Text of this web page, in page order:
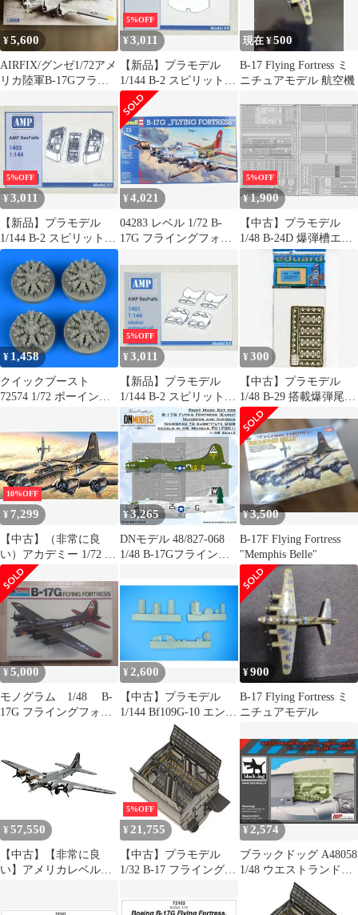
¥5,600
AIRFIX/グンゼ1/72アメ
リカ陸軍B-17Gフライ
5%OFF
¥3,011
【新品】プラモデル
1/144 B-2 スピリット
爆弾槽 (AMP用) ディテ
ィールアップパーツ
[MKRAMP1402]
現在 ¥500
B-17 Flying Fortress ミ
ニチュアモデル 航空機
5%OFF
¥3,011
【新品】プラモデル
1/144 B-2 スピリット
着陸装置格納庫セット
(AMP用) ディティール
アップパーツ
[MKRAMP1403]
¥4,021
04283 レベル 1/72 B-
17G フライングフォー
5%OFF
¥1,900
【中古】プラモデル
1/48 B-24D 爆弾槽エッ
チングパーツ レベル用
[EDU481104]
¥ 1,458
クイックブースト
72574 1/72 ボーイング
アフィックス用）
5%OFF
¥3,011
【新品】プラモデル
1/144 B-2 スピリット
インテーク・エグゾー
ストセット (AMP用) デ
ィティールアップパー
ツ [MKRAMP1401]
¥300
【中古】プラモデル
1/48 B-29 搭載爆弾尾部
パーツセット (レベ
ル・モノグラム用)
[EDU48746]
10%OFF
¥ 7,299
【中古】（非常に良
い）アカデミー 1/72 B-
17F メンフィスベル
AM12495 プラモデル
¥3,265
DNモデル 48/827-068
1/48 B-17Gフライング
型）のナンバーと記章
の塗装マスク(HKモデ
ル B-17G 初期生産
¥3,500
B-17F Flying Fortress
"Memphis Belle"
¥5,000
モノグラム 1/48 B-
17G フライングフォー
¥ 2,600
【中古】プラモデル
1/144 Bf109G-10 エンジ
ン(マーク1用) ディティ
ールアップパーツ
[SDPR4419]
¥900
B-17 Flying Fortress ミ
ニチュアモデル
¥ 57,550
【中古】【非常に良
い】アメリカレベル
5%OFF
¥ 21,755
【中古】プラモデル
1/32 B-17 フライングフ
モデル用) ディティー
¥ 2,574
ブラックドッグ A48058
1/48 ウエストランド・
マーリン HC 3 エンジ
ンセット No.1 (エアフ